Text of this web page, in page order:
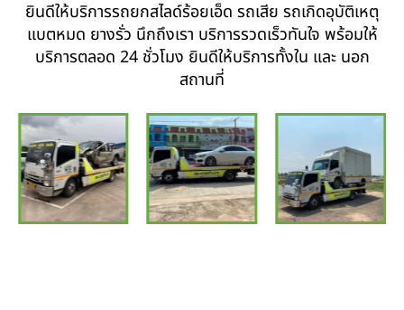
ยินดีให้บริการรถยกสไลด์ร้อยเอ็ด รถเสีย รถเกิดอุบัติเหตุ
แบตหมด ยางรั่ว นึกถึงเรา บริการรวดเร็วทันใจ พร้อมให้
บริการตลอด 24 ชั่วโมง ยินดีให้บริการทั้งใน และ นอก
สถานที่